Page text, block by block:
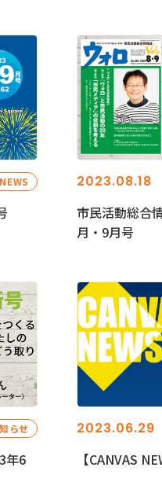
2023.08.18
市民活動総合
月・9月号
らせ
年6
2023.06.29
【CANVAS